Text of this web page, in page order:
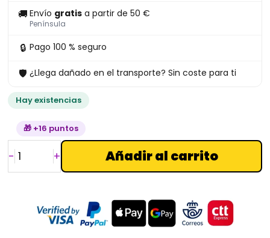
🚚 Envío gratis a partir de 50 €
Península
🔒 Pago 100 % seguro
🛡 ¿Llega dañado en el transporte? Sin coste para ti
Hay existencias
🎁 +16 puntos
-
con
Babypool
1403
cantidad
+ Añadir al carrito